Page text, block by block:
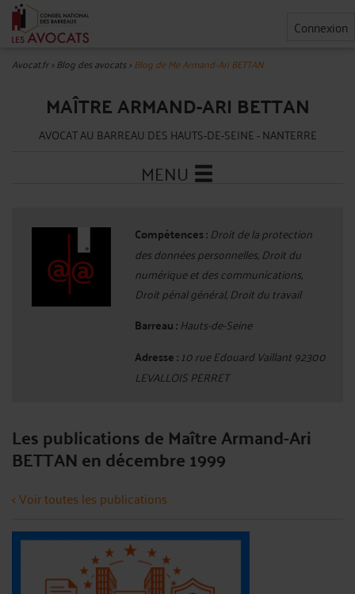
Connexion
Avocat.fr>Blog des avocats>Blog de Me Armand-Ari BETTAN
MAÎTRE ARMAND-ARI BETTAN
AVOCAT AU BARREAU DES HAUTS-DE-SEINE - NANTERRE
MENU
Compétences : Droit de la protection
des données personnelles, Droit du
numérique et des communications,
Droit pénal général, Droit du travail
Barreau : Hauts-de-Seine
Adresse :10 rue Edouard Vaillant 92300
LEVALLOIS PERRET
Les publications de Maître Armand-Ari
BETTAN en décembre 1999
< Voir toutes les publications